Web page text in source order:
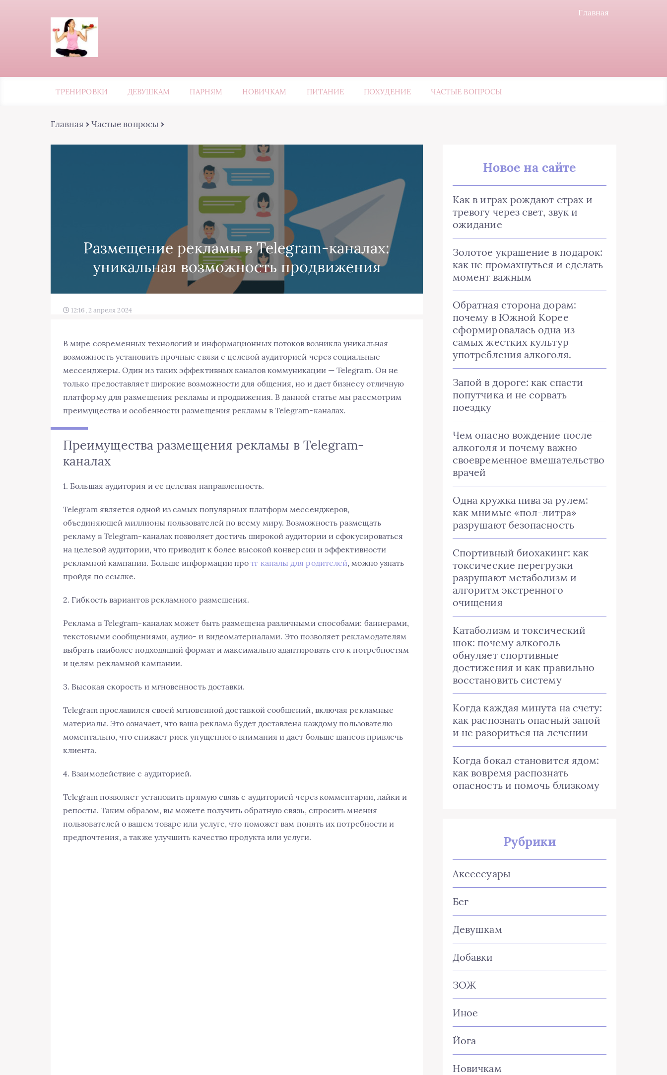
Главная
ТРЕНИРОВКИ ДЕВУШКАМ ПАРНЯМ НОВИЧКАМ ПИТАНИЕ ПОХУДЕНИЕ ЧАСТЫЕ ВОПРОСЫ
Главная Частые вопросы
Размещение рекламы в Telegram-каналах:
уникальная возможность продвижения
12:16, 2 апреля 2024
В мире современных технологий и информационных потоков возникла уникальная
возможность установить прочные связи с целевой аудиторией через социальные
мессенджеры. Один из таких эффективных каналов коммуникации — Telegram. Он не
только предоставляет широкие возможности для общения, но и дает бизнесу отличную
платформу для размещения рекламы и продвижения. В данной статье мы рассмотрим
преимущества и особенности размещения рекламы в Telegram-каналах.
Преимущества размещения рекламы в Telegram-
каналах
1. Большая аудитория и ее целевая направленность.
Telegram является одной из самых популярных платформ мессенджеров,
объединяющей миллионы пользователей по всему миру. Возможность размещать
рекламу в Telegram-каналах позволяет достичь широкой аудитории и сфокусироваться
на целевой аудитории, что приводит к более высокой конверсии и эффективности
рекламной кампании. Больше информации протг каналы для родителей, можно узнать
пройдя по ссылке.
2. Гибкость вариантов рекламного размещения.
Реклама в Telegram-каналах может быть размещена различными способами: баннерами,
текстовыми сообщениями, аудио- и видеоматериалами. Это позволяет рекламодателям
выбрать наиболее подходящий формат и максимально адаптировать его к потребностям
и целям рекламной кампании.
3. Высокая скорость и мгновенность доставки.
Telegram прославился своей мгновенной доставкой сообщений, включая рекламные
материалы. Это означает, что ваша реклама будет доставлена каждому пользователю
моментально, что снижает риск упущенного внимания и дает больше шансов привлечь
клиента.
4. Взаимодействие с аудиторией.
Telegram позволяет установить прямую связь с аудиторией через комментарии, лайки и
репосты. Таким образом, вы можете получить обратную связь, спросить мнения
пользователей о вашем товаре или услуге, что поможет вам понять их потребности и
предпочтения, а также улучшить качество продукта или услуги.
Новое на сайте
Как в играх рождают страх и
тревогу через свет, звук и
ожидание
Золотое украшение в подарок:
как не промахнуться и сделать
момент важным
Обратная сторона дорам:
почему в Южной Корее
сформировалась одна из
самых жестких культур
употребления алкоголя.
Запой в дороге: как спасти
попутчика и не сорвать
поездку
Чем опасно вождение после
алкоголя и почему важно
своевременное вмешательство
врачей
Одна кружка пива за рулем:
как мнимые «пол-литра»
разрушают безопасность
Спортивный биохакинг: как
токсические перегрузки
разрушают метаболизм и
алгоритм экстренного
очищения
Катаболизм и токсический
шок: почему алкоголь
обнуляет спортивные
достижения и как правильно
восстановить систему
Когда каждая минута на счету:
как распознать опасный запой
и не разориться на лечении
Когда бокал становится ядом:
как вовремя распознать
опасность и помочь близкому
Рубрики
Аксессуары
Бег
Девушкам
Добавки
ЗОЖ
Иное
Йога
Новичкам